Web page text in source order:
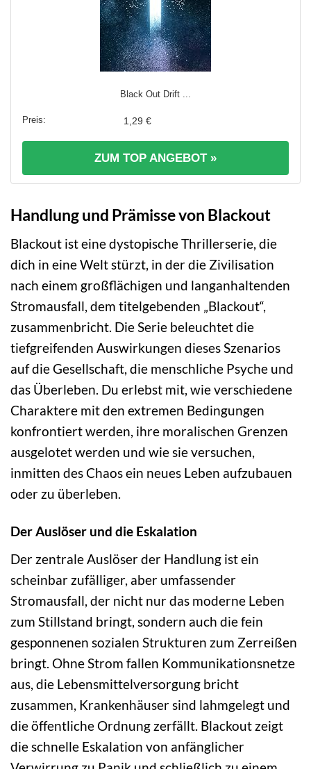
Black Out Drift ...
1,29 €
ZUM TOP ANGEBOT »
Handlung und Prämisse von Blackout
Blackout ist eine dystopische Thrillerserie, die
dich in eine Welt stürzt, in der die Zivilisation
nach einem großflächigen und langanhaltenden
Stromausfall, dem titelgebenden „Blackout“,
zusammenbricht. Die Serie beleuchtet die
tiefgreifenden Auswirkungen dieses Szenarios
auf die Gesellschaft, die menschliche Psyche und
das Überleben. Du erlebst mit, wie verschiedene
Charaktere mit den extremen Bedingungen
konfrontiert werden, ihre moralischen Grenzen
ausgelotet werden und wie sie versuchen,
inmitten des Chaos ein neues Leben aufzubauen
oder zu überleben.
Der Auslöser und die Eskalation
Der zentrale Auslöser der Handlung ist ein
scheinbar zufälliger, aber umfassender
Stromausfall, der nicht nur das moderne Leben
zum Stillstand bringt, sondern auch die fein
gesponnenen sozialen Strukturen zum Zerreißen
bringt. Ohne Strom fallen Kommunikationsnetze
aus, die Lebensmittelversorgung bricht
zusammen, Krankenhäuser sind lahmgelegt und
die öffentliche Ordnung zerfällt. Blackout zeigt
die schnelle Eskalation von anfänglicher